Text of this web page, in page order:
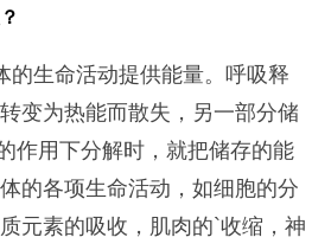
的生命活动提供能量。呼吸释
变为热能而散失，另一部分储
作用下分解时，就把储存的能
的各项生命活动，如细胞的分
元素的吸收，肌肉的`收缩，神